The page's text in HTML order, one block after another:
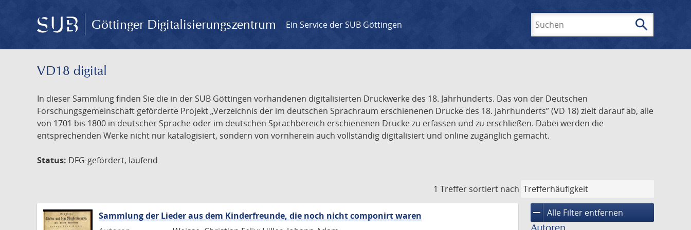
Göttinger Digitalisierungszentrum Ein Service der SUB Göttingen search
VD18 digital
In dieser Sammlung finden Sie die in der SUB Göttingen vorhandenen digitalisierten Druckwerke des 18. Jahrhunderts. Das von der Deutschen
Forschungsgemeinschaft geförderte Projekt „Verzeichnis der im deutschen Sprachraum erschienenen Drucke des 18. Jahrhunderts” (VD 18) zielt darauf ab, alle
von 1701 bis 1800 in deutscher Sprache oder im deutschen Sprachbereich erschienenen Drucke zu erfassen und zu erschließen. Dabei werden die
entsprechenden Werke nicht nur katalogisiert, sondern von vornherein auch vollständig digitalisiert und online zugänglich gemacht.
Status: DFG-gefördert, laufend
1 Treffer sortiert nach
remove Alle Filter entfernen
Sammlung der Lieder aus dem Kinderfreunde, die noch nicht componirt waren